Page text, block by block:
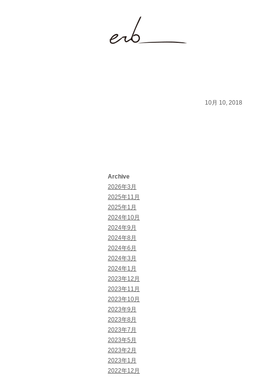
Archive
2026年3月
2025年11月
2025年1月
2024年10月
2024年9月
2024年8月
2024年6月
2024年3月
2024年1月
2023年12月
2023年11月
2023年10月
2023年9月
2023年8月
2023年7月
2023年5月
2023年2月
2023年1月
2022年12月
10月 10, 2018